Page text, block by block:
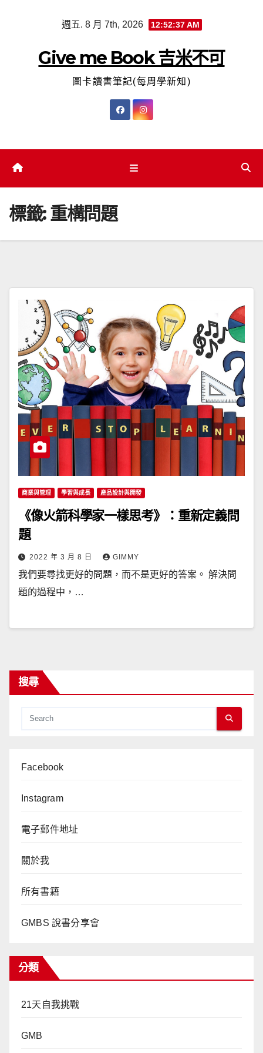
週五. 8 月 7th, 2026 12:52:38 AM
Give me Book 吉米不可
圖卡讀書筆記(每周學新知)
標籤:重構問題
商業與管理 學習與成長 產品設計與開發
《像火箭科學家一樣思考》：重新定義問
題
2022 年 3 月 8 日 GIMMY
我們要尋找更好的問題，而不是更好的答案。 解決問
題的過程中，…
搜尋
Facebook
Instagram
電子郵件地址
關於我
所有書籍
GMBS 說書分享會
分類
21天自我挑戰
GMB